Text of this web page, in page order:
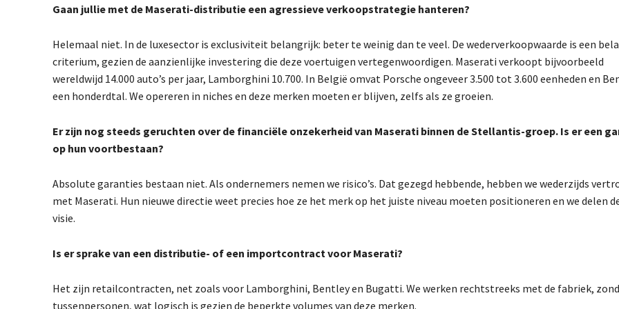
Gaan jullie met de Maserati-distributie een agressieve verkoopstrategie hanteren?
Helemaal niet. In de luxesector is exclusiviteit belangrijk: beter te weinig dan te veel. De wederverkoopwaarde is een
criterium, gezien de aanzienlijke investering die deze voertuigen vertegenwoordigen. Maserati verkoopt bijvoorbeeld
wereldwijd 14.000 auto’s per jaar, Lamborghini 10.700. In België omvat Porsche ongeveer 3.500 tot 3.600 eenheden en
een honderdtal. We opereren in niches en deze merken moeten er blijven, zelfs als ze groeien.
Er zijn nog steeds geruchten over de financiële onzekerheid van Maserati binnen de Stellantis-groep. Is er een
op hun voortbestaan?
Absolute garanties bestaan niet. Als ondernemers nemen we risico’s. Dat gezegd hebbende, hebben we wederzijds
met Maserati. Hun nieuwe directie weet precies hoe ze het merk op het juiste niveau moeten positioneren en we delen
visie.
Is er sprake van een distributie- of een importcontract voor Maserati?
Het zijn retailcontracten, net zoals voor Lamborghini, Bentley en Bugatti. We werken rechtstreeks met de fabriek,
tussenpersonen, wat logisch is gezien de beperkte volumes van deze merken.